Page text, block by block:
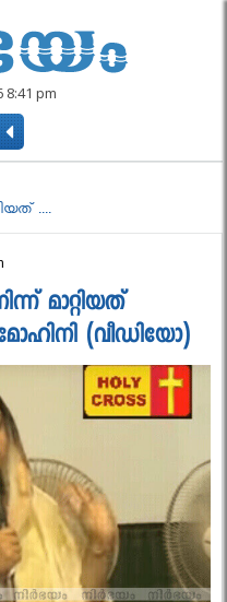
8:41 pm
....
മാറ്റിയത്
(വീഡിയോ)